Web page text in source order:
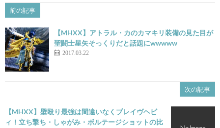
前の記事
【MHXX】アトラル・カのカマキリ装備の見た目が
聖闘士星矢そっくりだと話題にwwwww
2017.03.22
次の記事
【MHXX】壁殴り最強は間違いなくブレイヴヘビ
ィ！立ち撃ち・しゃがみ・ボルテージショットの比